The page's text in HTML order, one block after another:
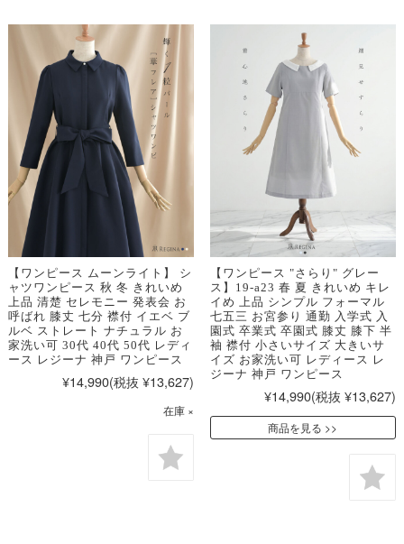
【ワンピース ムーンライト】 シ
ャツワンピース 秋 冬 きれいめ
上品 清楚 セレモニー 発表会 お
呼ばれ 膝丈 七分 襟付 イエベ ブ
ルベ ストレート ナチュラル お
家洗い可 30代 40代 50代 レディ
ース レジーナ 神戸 ワンピース
¥14,990(税抜 ¥13,627)
在庫 ×
【ワンピース "さらり" グレー
ス】19-a23 春 夏 きれいめ キレ
イめ 上品 シンプル フォーマル
七五三 お宮参り 通勤 入学式 入
園式 卒業式 卒園式 膝丈 膝下 半
袖 襟付 小さいサイズ 大きいサ
イズ お家洗い可 レディース レ
ジーナ 神戸 ワンピース
¥14,990(税抜 ¥13,627)
商品を見る